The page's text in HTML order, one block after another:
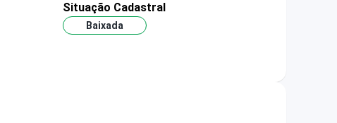
Situação Cadastral
Baixada